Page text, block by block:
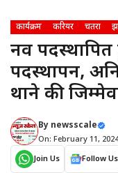
कार्यक्रम करियर चतरा
नव पदस्थापित
पदस्थापन,
थाने की
By newsscale
On: February 11,
Join Us
Follow Us